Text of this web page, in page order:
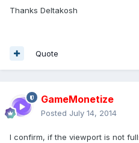
Thanks Deltakosh
Quote
GameMonetize
Posted July 14, 2014
I confirm, if the viewport is not